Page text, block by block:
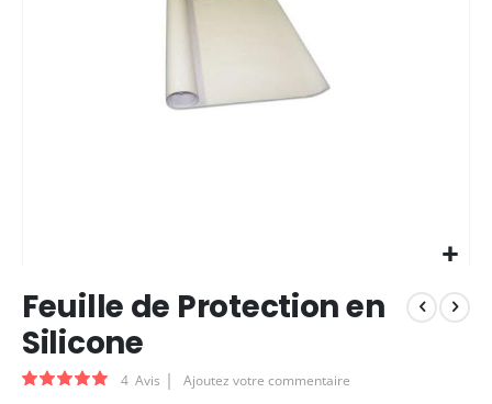
to
the
beginning
of
the
Feuille de Protection en
Silicone
Évaluation: 4 Avis Ajoutez votre commentaire